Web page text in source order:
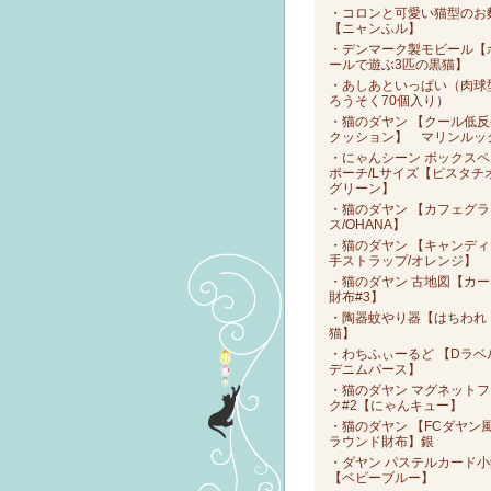
・コロンと可愛い猫型のお
【ニャンふル】
・デンマーク製モビール【
ールで遊ぶ3匹の黒猫】
・あしあといっぱい（肉球
ろうそく70個入り）
・猫のダヤン 【クール低
クッション】 マリンルッ
・にゃんシーン ボックス
ポーチ/Lサイズ【ピスタチ
グリーン】
・猫のダヤン 【カフェグラ
ス/OHANA】
・猫のダヤン 【キャンディ
手ストラップ/オレンジ】
・猫のダヤン 古地図【カ
財布#3】
・陶器蚊やり器【はちわれ
猫】
・わちふぃーるど 【Dラベ
デニムパース】
・猫のダヤン マグネットフ
ク#2【にゃんキュー】
・猫のダヤン 【FCダヤン
ラウンド財布】銀
・ダヤン パステルカード
【ベビーブルー】